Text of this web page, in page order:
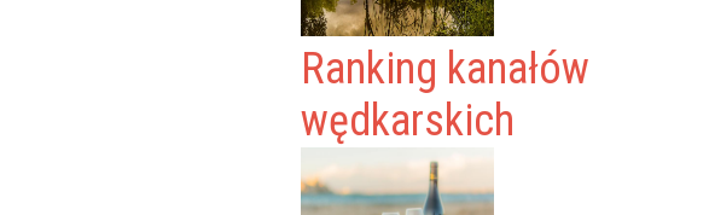
Ranking kanałów
wędkarskich